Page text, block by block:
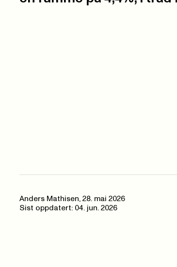
Anders Mathisen, 28. mai 2026
Sist oppdatert: 04. jun. 2026